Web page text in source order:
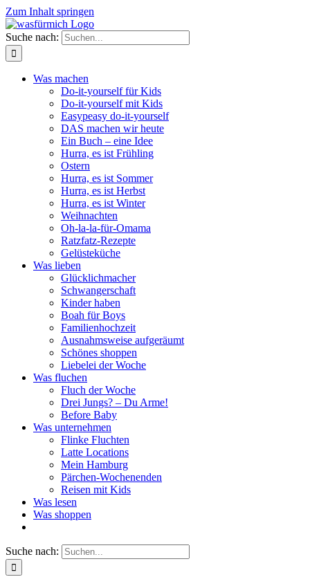
Zum Inhalt springen
Suche nach:
Was machen
Do-it-yourself für Kids
Do-it-yourself mit Kids
Easypeasy do-it-yourself
DAS machen wir heute
Ein Buch – eine Idee
Hurra, es ist Frühling
Ostern
Hurra, es ist Sommer
Hurra, es ist Herbst
Hurra, es ist Winter
Weihnachten
Oh-la-la-für-Omama
Ratzfatz-Rezepte
Gelüsteküche
Was lieben
Glücklichmacher
Schwangerschaft
Kinder haben
Boah für Boys
Familienhochzeit
Ausnahmsweise aufgeräumt
Schönes shoppen
Liebelei der Woche
Was fluchen
Fluch der Woche
Drei Jungs? – Du Arme!
Before Baby
Was unternehmen
Flinke Fluchten
Latte Locations
Mein Hamburg
Pärchen-Wochenenden
Reisen mit Kids
Was lesen
Was shoppen
Suche nach: